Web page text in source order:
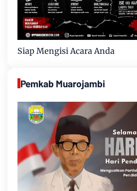
Siap Mengisi Acara Anda
Pemkab Muarojambi